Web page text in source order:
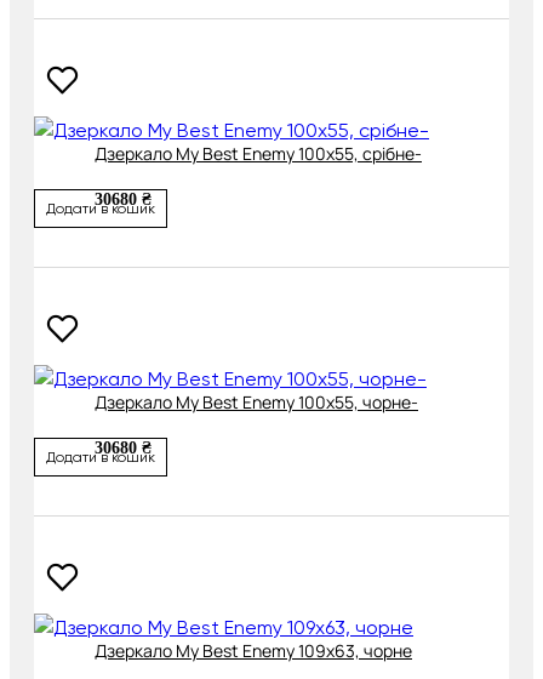
Дзеркало My Best Enemy 100х55, срібне-
30680 ₴
Додати в кошик
Дзеркало My Best Enemy 100х55, чорне-
30680 ₴
Додати в кошик
Дзеркало My Best Enemy 109х63, чорне